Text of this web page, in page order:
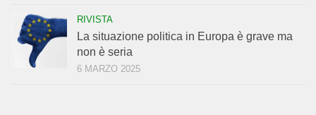
RIVISTA
La situazione politica in Europa è grave ma
non è seria
6 MARZO 2025